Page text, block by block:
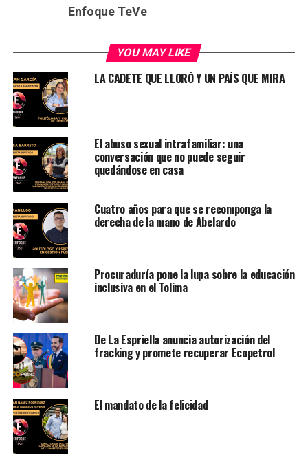
Enfoque TeVe
YOU MAY LIKE
LA CADETE QUE LLORÓ Y UN PAÍS QUE MIRA
El abuso sexual intrafamiliar: una
conversación que no puede seguir
quedándose en casa
Cuatro años para que se recomponga la
derecha de la mano de Abelardo
Procuraduría pone la lupa sobre la educación
inclusiva en el Tolima
De La Espriella anuncia autorización del
fracking y promete recuperar Ecopetrol
El mandato de la felicidad